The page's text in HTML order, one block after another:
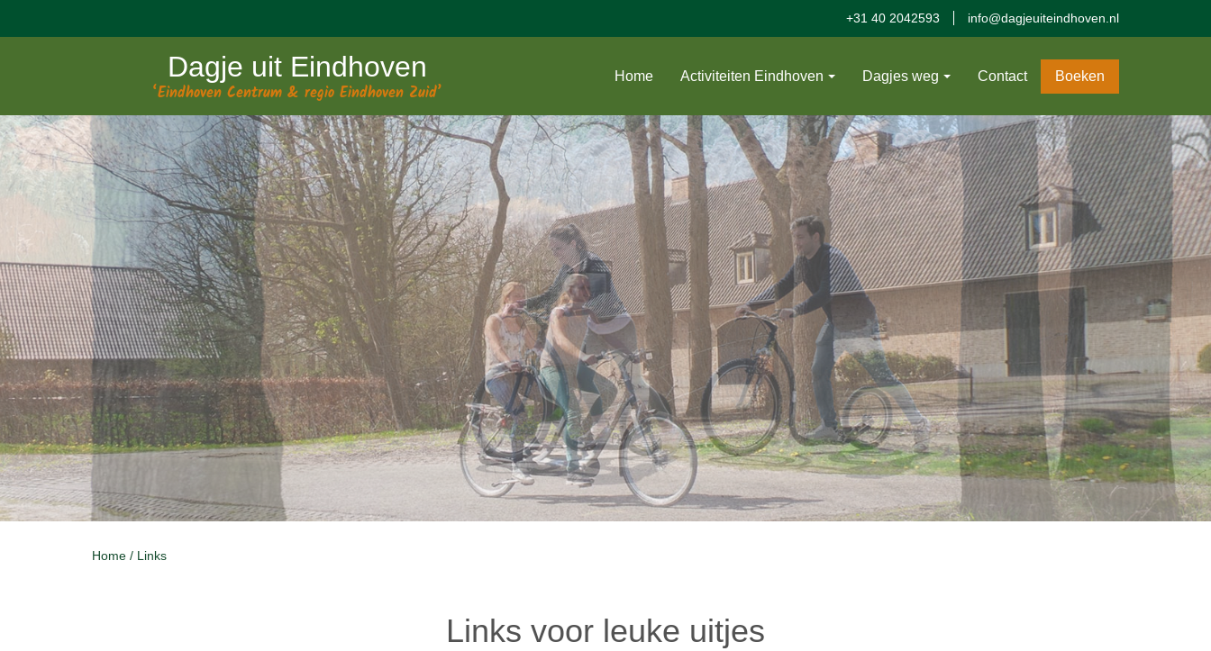
+31 40 2042593 info@dagjeuiteindhoven.nl
Dagje uit Eindhoven
‘Eindhoven Centrum & regio Eindhoven Zuid’
Home Activiteiten Eindhoven Dagjes weg Contact Boeken
Home / Links
Links voor leuke uitjes